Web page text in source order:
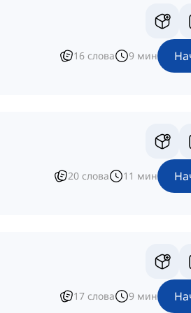
16 слова 9 мин
20 слова 11 мин
17 слова 9 мин